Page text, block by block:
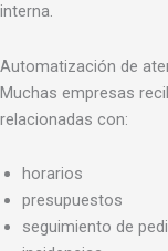
interna.
Automatización de
Muchas empresas
relacionadas con:
horarios
presupuestos
seguimiento de